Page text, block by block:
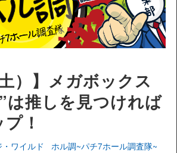
）】メガボックス
は推しを見つければ
！
ワイルド ホル調~パチ7ホール調査隊~